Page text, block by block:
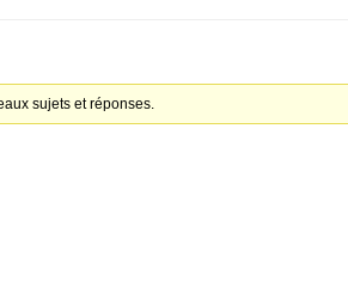
sujets et réponses.